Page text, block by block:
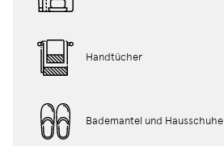
Handtücher
Bademantel und Hausschuhe